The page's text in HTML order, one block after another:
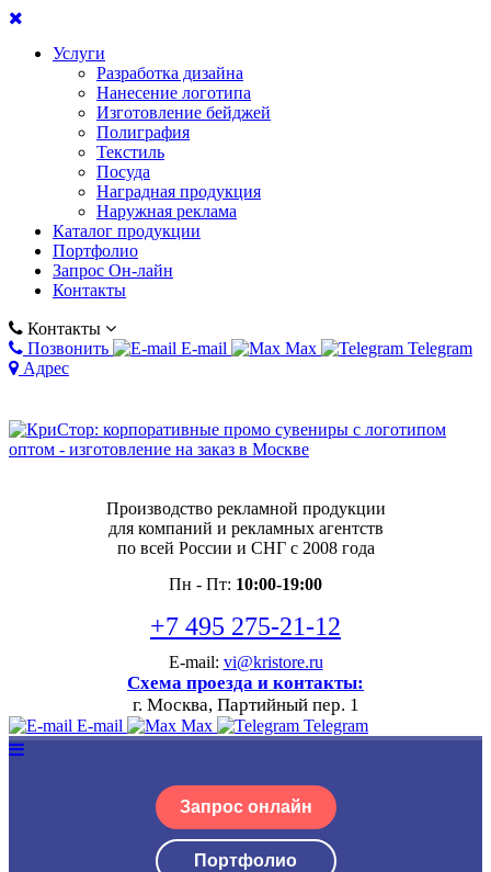
Услуги
Разработка дизайна
Нанесение логотипа
Изготовление бейджей
Полиграфия
Текстиль
Посуда
Наградная продукция
Наружная реклама
Каталог продукции
Портфолио
Запрос Он-лайн
Контакты
Контакты
Позвонить
E-mail Max
Telegram
Адрес
Производство рекламной продукции
для компаний и рекламных агентств
по всей России и СНГ с 2008 года
Пн - Пт: 10:00-19:00
+7 495 275-21-12
E-mail: vi@kristore.ru
Схема проезда и контакты:
г. Москва, Партийный пер. 1
E-mail Max Telegram
Запрос онлайн
Портфолио